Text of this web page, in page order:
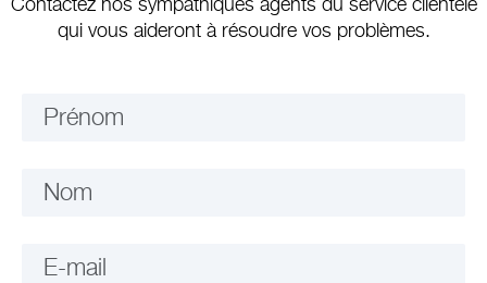
Contactez nos sympathiques agents du service clientèle
qui vous aideront à résoudre vos problèmes.
Prénom
Nom
E-mail